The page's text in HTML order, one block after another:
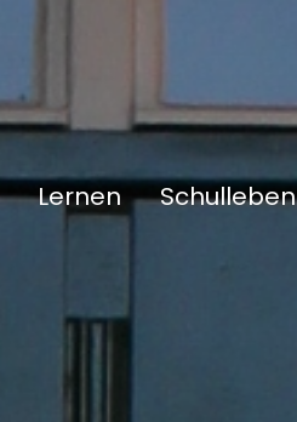
Lernen Schulleben